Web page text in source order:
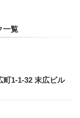
一覧
町1-1-32 末広ビル